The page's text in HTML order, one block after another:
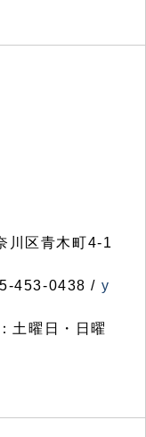
区青木町4-1
453-0438 / y
土曜日・日曜